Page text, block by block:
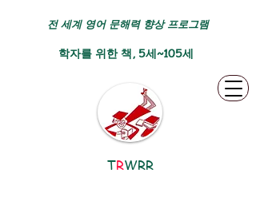
전 세계 영어 문해력 향상 프로그램
학자를 위한 책, 5세~105세
TRWRR